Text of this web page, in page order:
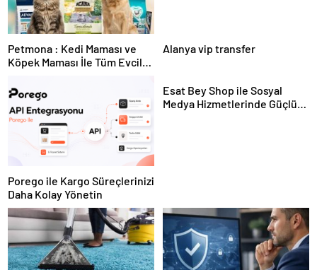
Petmona : Kedi Maması ve
Köpek Maması İle Tüm Evcil
Alanya vip transfer
Porego ile Kargo Süreçlerinizi
Daha Kolay Yönetin
Esat Bey Shop ile Sosyal
Medya Hizmetlerinde Güçlü